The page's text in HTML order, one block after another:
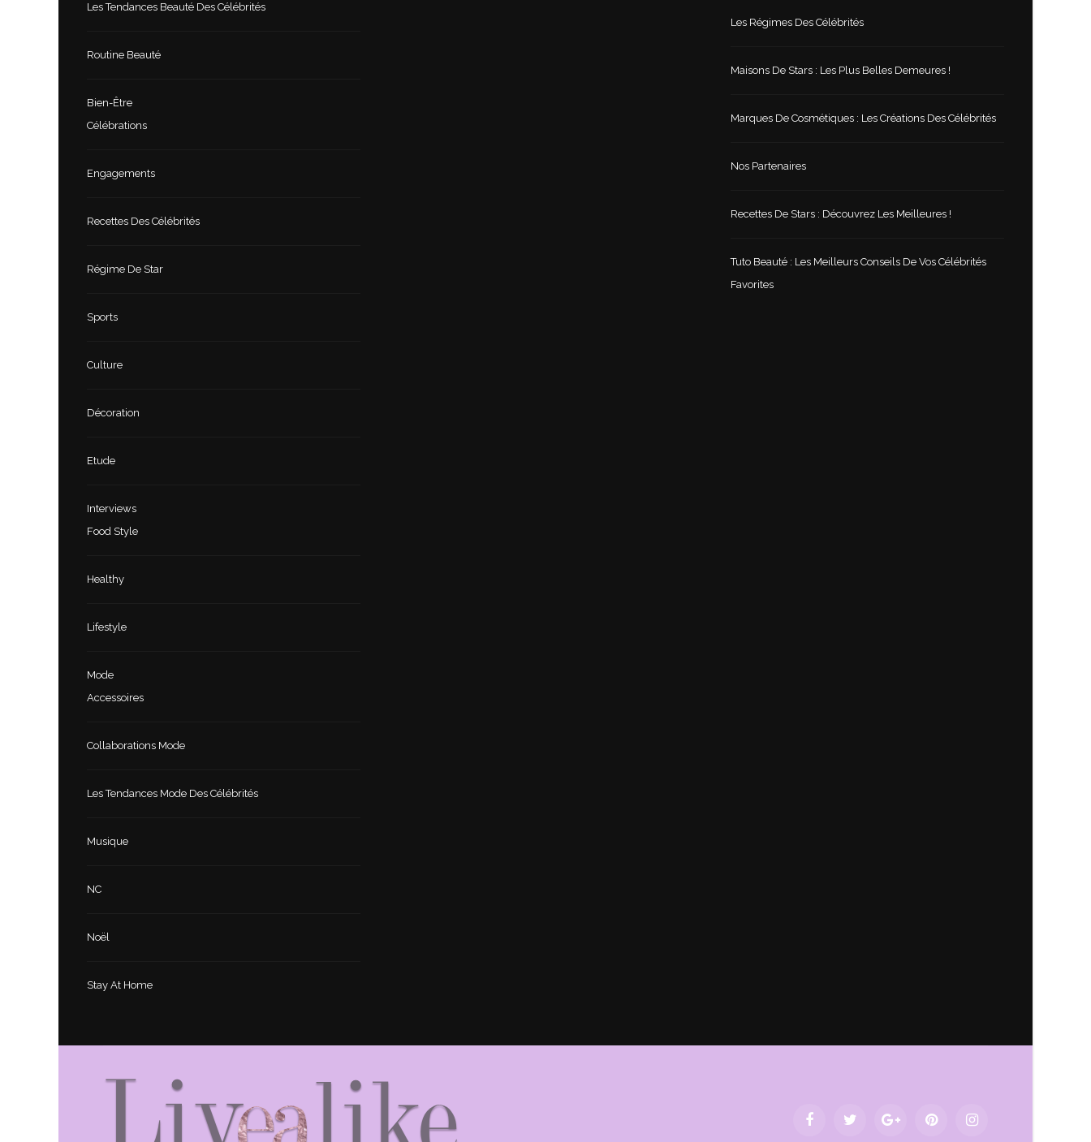
Les Tendances Beauté Des Célébrités
Routine Beauté
Bien-Être
Célébrations
Engagements
Recettes Des Célébrités
Régime De Star
Sports
Culture
Décoration
Etude
Interviews
Food Style
Healthy
Lifestyle
Mode
Accessoires
Collaborations Mode
Les Tendances Mode Des Célébrités
Musique
NC
Noël
Stay At Home
Les Régimes Des Célébrités
Maisons De Stars : Les Plus Belles Demeures !
Marques De Cosmétiques : Les Créations Des Célébrités
Nos Partenaires
Recettes De Stars : Découvrez Les Meilleures !
Tuto Beauté : Les Meilleurs Conseils De Vos Célébrités
Favorites